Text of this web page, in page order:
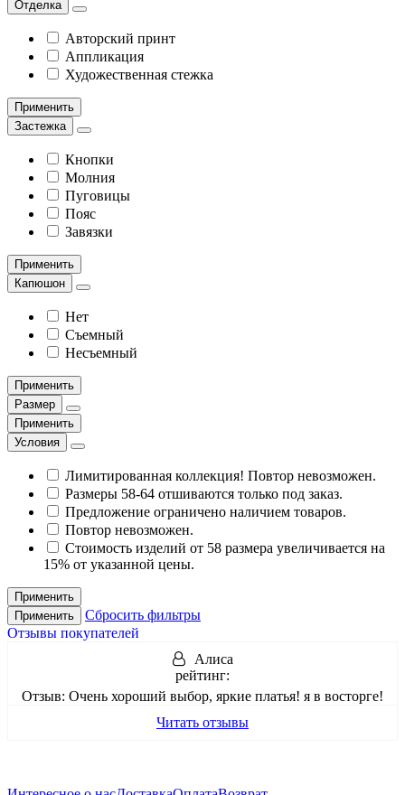
Отделка
Авторский принт
Аппликация
Художественная стежка
Применить
Застежка
Кнопки
Молния
Пуговицы
Пояс
Завязки
Применить
Капюшон
Нет
Съемный
Несъемный
Применить
Размер
Применить
Условия
Лимитированная коллекция! Повтор невозможен.
Размеры 58-64 отшиваются только под заказ.
Предложение ограничено наличием товаров.
Повтор невозможен.
Стоимость изделий от 58 размера увеличивается на
15% от указанной цены.
Применить
Применить
Сбросить фильтры
Отзывы покупателей
Алиса
рейтинг:
Отзыв: Очень хороший выбор, яркие платья! я в восторге!
Читать отзывы